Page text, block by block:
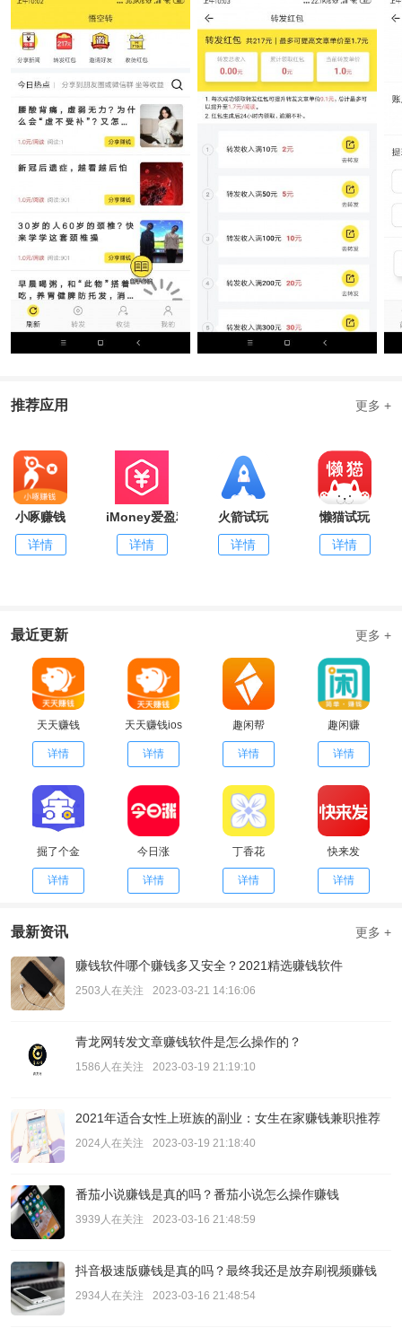
2、赚取收益永久满10元即可提现到微信，当天到账
3、邀请收徒可获得提成30%~65%；没有徒孙的提成，只有一级，收
徒红包一共715元，徒弟做任务转发收入满50赠师父5元，满100赠
10，满200赠20，满300赠30，满500赠50，满1000赠100，满5000
赠500；红包手动领取，24小时内过期，每领到一个红包收徒奖励提
推荐应用 更多 +
小啄赚钱
详情
iMoney爱盈利
详情
火箭试玩
详情
懒猫试玩
详情
最近更新 更多 +
天天赚钱
详情
天天赚钱ios
详情
趣闲帮
详情
趣闲赚
详情
掘了个金
详情
今日涨
详情
丁香花
详情
快来发
详情
最新资讯 更多 +
赚钱软件哪个赚钱多又安全？2021精选赚钱软件
2503人在关注 2023-03-21 14:16:06
青龙网转发文章赚钱软件是怎么操作的？
1586人在关注 2023-03-19 21:19:10
2021年适合女性上班族的副业：女生在家赚钱兼职推荐
2024人在关注 2023-03-19 21:18:40
番茄小说赚钱是真的吗？番茄小说怎么操作赚钱
3939人在关注 2023-03-16 21:48:59
抖音极速版赚钱是真的吗？最终我还是放弃刷视频赚钱
2934人在关注 2023-03-16 21:48:54